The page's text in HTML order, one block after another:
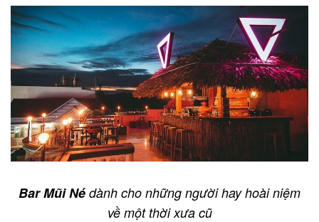
Bar Mũi Né dành cho những người hay hoài niệm
về một thời xưa cũ